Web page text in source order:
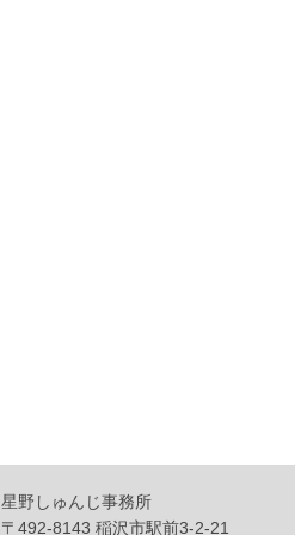
星野しゅんじ事務所
〒492-8143 稲沢市駅前3-2-21